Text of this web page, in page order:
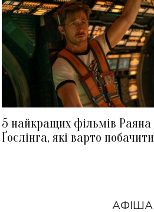
5 найкращих фільмів Раяна
Ґослінга, які варто побачити
АФІША